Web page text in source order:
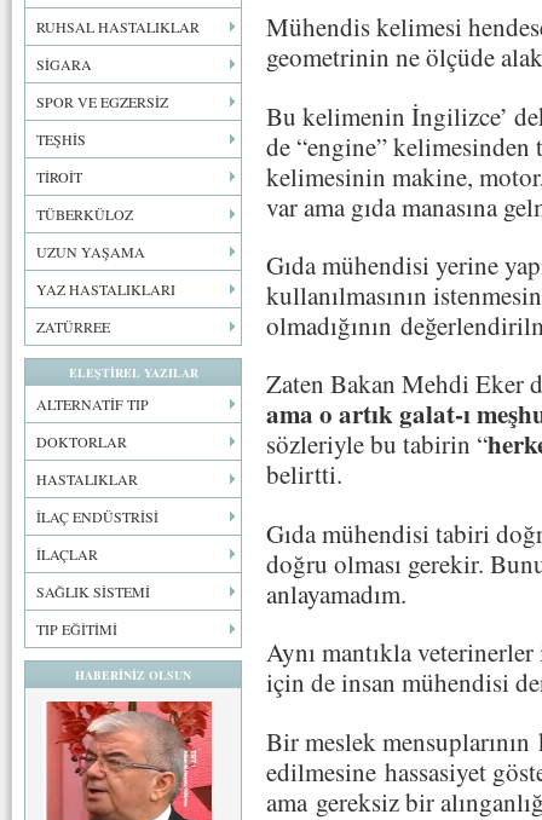
RUHSAL HASTALIKLAR
SİGARA
SPOR VE EGZERSİZ
TEŞHİS
TİROİT
TÜBERKÜLOZ
UZUN YAŞAMA
YAZ HASTALIKLARI
ZATÜRREE
ELEŞTİREL YAZILAR
ALTERNATİF TIP
DOKTORLAR
HASTALIKLAR
İLAÇ ENDÜSTRİSİ
İLAÇLAR
SAĞLIK SİSTEMİ
TIP EĞİTİMİ
HABERİNİZ OLSUN
Mühendis kelimesi
geometrinin ne ölçüde
Bu kelimenin İngilizce’
de “engine”
kelimesinin makine,
var ama gıda manasına
Gıda mühendisi yerine
kullanılmasının
olmadığının
Zaten Bakan Mehdi Eker
ama o artık galat-ı
sözleriyle bu tabirin “
belirtti.
Gıda mühendisi tabiri
doğru olması gerekir.
anlayamadım.
Aynı mantıkla
için de insan mühendisi
Bir meslek
edilmesine hassasiyet
ama gereksiz bir